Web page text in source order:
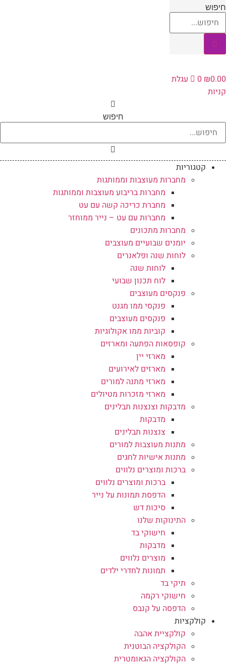
דלג
לתוכן
חיפוש
₪0.00
0
עגלת
קניות
חיפוש
קטגוריות
מחברות מעוצבות וממותגות
מחברות בריבוע מעוצבות וממותגות
מחברת כריכה קשה עם עט
מחברות עם עט – נייר ממוחזר
מחברות מתכונים
יומנים שבועיים מעוצבים
לוחות שנה ופלאנרים
לוחות שנה
לוח תכנון שבועי
פנקסים מעוצבים
פנקסי ממו מגנט
פנקסים מעוצבים
קוביות ממו אקולוגיות
קופסאות הפתעה ומארזים
מארזי יין
מארזים לאירועים
מארזי מתנה למורים
מארזי מזכרות מטיולים
מדבקות וצנצנות תבלינים
מדבקות
צנצנות תבלינים
מתנות מעוצבות למורים
מתנות אישיות לחגים
ברכות ומוצרים נלווים
ברכות ומוצרים נלווים
הדפסת תמונות על נייר
סיכות דש
התינוקות שלנו
חישוקי בד
מדבקות
מוצרים נלווים
תמונות לחדרי ילדים
תיקי בד
חישוקי רקמה
הדפסה על קנבס
קולקציות
קולקציית אהבה
הקולקציה הבוטנית
הקולקציה הגאומטרית